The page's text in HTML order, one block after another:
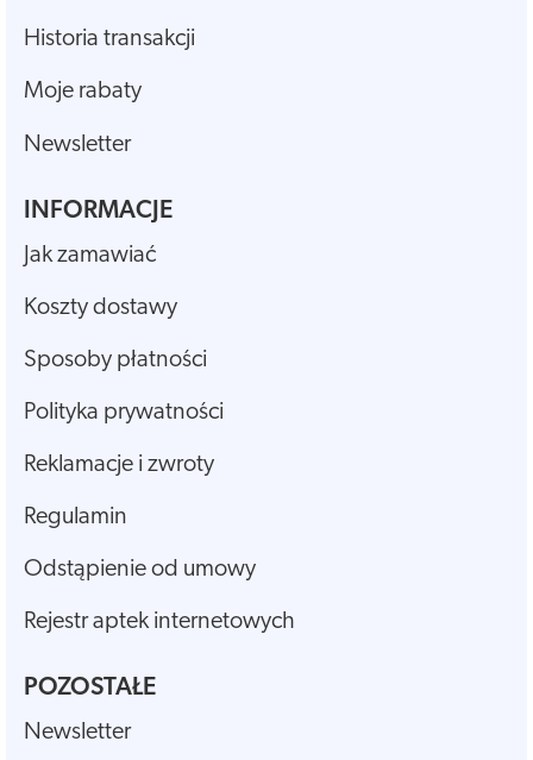
Historia transakcji
Moje rabaty
Newsletter
INFORMACJE
Jak zamawiać
Koszty dostawy
Sposoby płatności
Polityka prywatności
Reklamacje i zwroty
Regulamin
Odstąpienie od umowy
Rejestr aptek internetowych
POZOSTAŁE
Newsletter